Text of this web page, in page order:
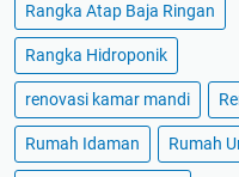
Rangka Atap Baja Ringan
Rangka Hidroponik
renovasi kamar mandi
Rumah Idaman Rumah